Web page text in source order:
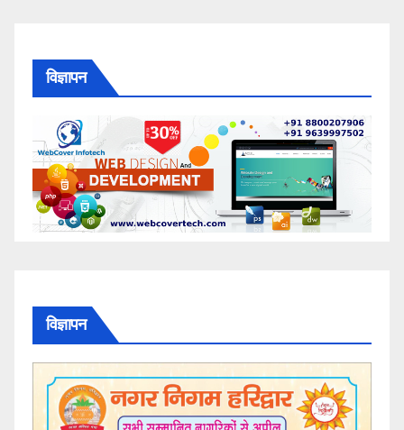
विज्ञापन
विज्ञापन